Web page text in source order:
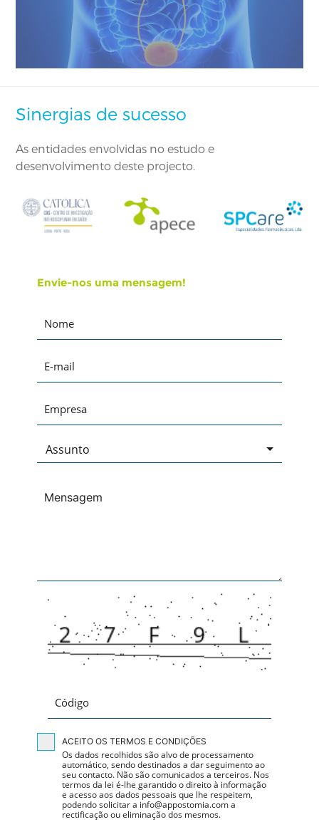
Sinergias de sucesso
As entidades envolvidas no estudo e
desenvolvimento deste projecto.
Envie-nos uma mensagem!
Assunto
ACEITO OS TERMOS E CONDIÇÕES
Os dados recolhidos são alvo de processamento
automático, sendo destinados a dar seguimento ao
seu contacto. Não são comunicados a terceiros. Nos
termos da lei é-lhe garantido o direito à informação
e acesso aos dados pessoais que lhe respeitem,
podendo solicitar a info@appostomia.com a
rectificação ou eliminação dos mesmos.